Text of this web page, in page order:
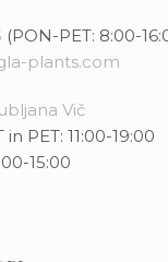
(PON-PET: 8:00-
plants.com
Vič
in PET: 11:00-19:00
15:00